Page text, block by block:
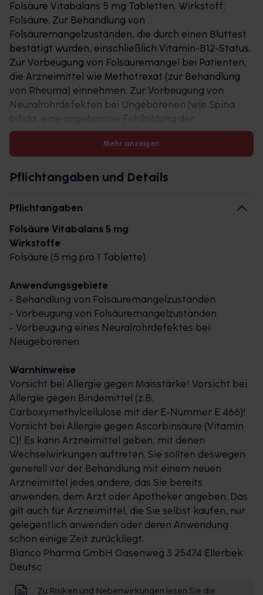
Folsäure Vitabalans 5 mg Tabletten. Wirkstoff:
Folsäure. Zur Behandlung von
Folsäuremangelzuständen, die durch einen Bluttest
bestätigt wurden, einschließlich Vitamin-B12-Status.
Zur Vorbeugung von Folsäuremangel bei Patienten,
die Arzneimittel wie Methotrexat (zur Behandlung
von Rheuma) einnehmen. Zur Vorbeugung von
Neuralrohrdefekten bei Ungeborenen (wie Spina
Wirbelsäule) bei Frauen, die eine Schwangerschaft
planen. Zu Risiken und Nebenwirkungen lesen Sie
Packungsbeilage und fragen Sie Ihre Ärztin, Ihren
Mehr anzeigen
Pflichtangaben und Details
Pflichtangaben
Folsäure Vitabalans 5 mg
Wirkstoffe
Folsäure (5 mg pro 1 Tablette)
Anwendungsgebiete
- Behandlung von Folsäuremangelzuständen
- Vorbeugung von Folsäuremangelzuständen
- Vorbeugung eines Neuralrohrdefektes bei
Neugeborenen
Warnhinweise
Vorsicht bei Allergie gegen Maisstärke! Vorsicht bei
Allergie gegen Bindemittel (z.B.
Carboxymethylcellulose mit der E-Nummer E 466)!
Vorsicht bei Allergie gegen Ascorbinsäure (Vitamin
C)! Es kann Arzneimittel geben, mit denen
Wechselwirkungen auftreten. Sie sollten deswegen
generell vor der Behandlung mit einem neuen
Arzneimittel jedes andere, das Sie bereits
anwenden, dem Arzt oder Apotheker angeben. Das
gilt auch für Arzneimittel, die Sie selbst kaufen, nur
gelegentlich anwenden oder deren Anwendung
schon einige Zeit zurückliegt.
Blanco Pharma GmbH Oasenweg 3 25474 Ellerbek
Deutsc
Zu Risiken und Nebenwirkungen lesen Sie die